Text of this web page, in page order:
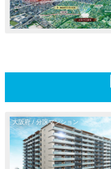
大阪府 / 分譲マンション